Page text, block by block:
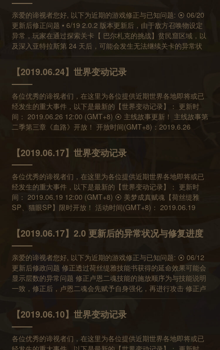
持与鼓励，我们将持续努力提升游戏品质，谢谢。 ⦿ 06/19 更新
后修正问题 修正米莎在3 层弱化下可能无法发动四魂完全治愈技
能异常问题，修正后，米莎在三层弱化状态下，四魂能将敌我双
方补血至满血。 将白位古鲁瓦德技能书从挑战关卡困难模式中的
换位选项移除 [修正] 丽莎【拂晓新娘】技能书搭配艾利欧，可能
季第二章澪的导引对话可能无法自动触发，问题修正前，请玩家
再次通关【1-4 启程】即可看到导引对话。 ⦿ 游戏机制说明 吸
血不视为治疗，如果角色带有延命效果时，可搭配吸血技能延续
生命 ⦿ 06/12 更新后修政问题 修正透过荷丝缇雅技能书获得的
延命效果可能会显示层数的异常问题 修正卢恩二魂技能的施放顺
序为与技能说明一致，修正后，卢恩二魂会先赋予自身强化，再
进行攻击 修正卢恩一魂搭配尼德技能书参谋技或希欧SP 参谋技
玛出现强化效果的异常问题 ⦿ 06/12 已知问题 C14-13 关卡敌人
实验体伤害判定异常，在特定情况下纵使实验体血量高于30%仍
会被我方角色伤害，此为异常状况 ⦿ 6/5 已知问题 部分角色在特
殊状况可能无法显示领袖图示( 像是米沙复活后发动被动技能)，
此问题仅影响视觉效果，不影响技能效果 丽莎【拂晓新娘】技能
书搭配艾利欧，可能在发动白二魂后造成魂芯颜色显示异常 ⦿
6/5 更新后修正 增加寻宝地图的商品说明 修正部分幻境试炼魔音
考验关卡，部分敌方角色死亡后动态残留的异常问题 修正探索道
具哨兵凭证技能效果 修正蠢熊勇士在魂册与编队画面中的模组异
常 修正公会内的成员页面无法显示使用队伍的异常问题 修正法蒂
玛SP 的二魂技能说明，修正后其说明数值与实际伤害数值一致
⦿ 游戏机制补充说明 目前幻境试炼的宝箱效果"免疫队友伤害" 不
适用以下情形: 我方角色的击杀效果，像是戴菲斯的一魂二魂与诺
瓦四魂效果 来自诺瓦二魂的血量扣除 来自参谋技能的伤害 ⦿
5/27 已知问题 幻境试炼周奖励异常，将于5/28 18:00 (GMT+8)
前补发幻境试炼玩家精炼魂能奖励 ⦿ 05/24 05:00 更新后修正
[修正]【突变鳄霸】技能书和一、二阶莫里斯技能异常 修正幻境
试炼第三关为等级60 等 ⦿ Android 2.0.1 更新后修正 修正开机
黑画面，无法跳过动画异常问题 ⦿ 05/23 更新后修正 [修正] 部分
德技能书从挑战关卡困难模式中的换位选项移除 [修正] 丽莎【拂
晓新娘】技能书搭配艾利欧，可能在发动白二魂后造成魂芯颜色
显示异常 ⦿ 06/19 已知问题 第二季第二章澪的导引对话可能无
法自动触发，问题修正前，请玩家再次通关 【1-4 启程】即可看
到导引对话。 ⦿ 游戏机制说明 吸血不视为治疗，如果角色带有
延命效果时，可搭配吸血技能延续生命 ⦿ 06/12 更新后修政问题
修正透过荷丝缇雅技能书获得的延命效果可能会显示层数的异常
问题 修正卢恩二魂技能的施放顺序为与技能说明一致，修正后，
技能书参谋技或希欧 SP 参谋技会在我方同伴产生撕裂效果的异
常问题 修正卢恩一魂会导致法蒂玛出现强化效果的异常问题 ⦿
06/12 已知问题 C14-13 关卡敌人实验体伤害判定异常，在特定
情况下纵使实验体血量高于30%仍会被我方角色伤害，此为异常
( 象是米沙复活后发动被动技能)，此问题仅影响视觉效果，不影
二魂后造成魂芯颜色显示异常 ⦿ 6/5 更新后修正 增加寻宝地图的
商品说明 修正部分幻境试炼魔音考验关卡，部分敌方角色死亡后
动态残留的异常问题 修正探索道具哨兵凭证技能效果 修正蠢熊勇
士在魂册与编队画面中的模块异常 修正公会内的成员页面无法显
示使用队伍的异常问题 修正法蒂玛 SP 的二魂技能说明，修正后
试炼的宝箱效果 "免疫队友伤害" 不适用以下情形: 我方角色的击
杀效果，象是戴菲斯的一魂二魂与诺瓦四魂效果 来自诺瓦二魂的
血量扣除 来自参谋技能的伤害 ⦿ 5/27 已知问题 幻境试炼周奖励
异常，将于 5/28 18:00 (GMT+8) 前补发幻境试炼玩家精炼魂能
奖励 ⦿ 05/24 05:00 更新后修正 [修正]【突变鳄霸】技能书和
一、二阶莫里斯技能异常 修正幻境试炼第三关为等级 60 等 ⦿
05/23 更新后已知问题 特定 Android 装置可能在第一次安装会遇
到无法跳过动画的异常问题，目前这个已经优先处理中，在修正
版本更新前，重新安装游戏或清除游戏内容重新下载，也能解决
此问题，很抱歉造成玩家困扰。 【突变鳄霸】技能书和一、二阶
为止 万象赋魂同步新增共鸣二阶角色【洛】以及共鸣一阶角色
【甲申】 ⦿ 《团员，团圆》限时活动 期间限定，苏菲专属故事
活动开放。 活动时间 (GMT+8)： 2019.07.03
12:00~2019.07.17 5:00 ⦿ 炎月市集开放！ 活动时间
(GMT+8)： 2019.07.03 12:00 ~ 2019.7.17 12:00 新技能书上
架，限时特价中！ 璃 专属【粉红色小怪兽】技能书 西奥多 专属
【权谋智王】技能书 贾汉 专属【炫目粉红贵族】技能书 ⦿ 透晶
石商店商品变更 【夏洛克的第一桶金】将于 7/3 12:00 (GMT+8)
下架，同时新增两个限时商品【纪念书签礼盒】及【豪华书签礼
盒】。 【纪念书签礼盒】售价 6元 万象书签x10 魂能x200000
【豪华书签礼盒】售价 25元 万象书签x40 魂能x800000 ※此商品
为登入或创建游戏帐号的7天之内，可以购买的限时礼包。 ※不同
书库的游戏帐号分开计算时间。 ※本活动首次开放时，所有玩家
均可购买。其后会作为新帐号限时优惠长期开放，若内容物有变
更的计划，会提前两周公告。 ⦿ 契约构筑更新 开放时间
(GMT+8)： 2019.07.03 12:00~2019.08.07 05:00 【共鸣三阶】
耗20起源魂石) 海德、雪尔森、卡莲 【共鸣一阶】(消耗5起源魂
石) 贾汉 ⦿ 幻境试炼免费英雄更新 1. 免费角色：猫眼SP、杰罗
姆、丽莎(拂晓新娘) 可使用期间：07/01 05:00~07/08 05:00
(GMT+8) 2. 免费角色：洛、安洁莉亚SP、普吉(冒险绅士) 可使
谛视者等级上限开放至Lv64 英雄角色突破上限开放至+12 与英雄
间： 2019.07.10 12:00 (GMT+8)
亲爱的谛视者您好, 以下为近期的游戏修正与已知问题: ⦿ 06/20
更新后修正问题 • 6/19 2.0.2 版本更新后，由于敌方召唤物设定
异常，玩家在通过探索关卡【 巴尔札克的挑战】贫民窟区域，以
及深入亚特拉斯第 24 天后，可能会发生无法继续关卡的异常状
况。目前已在 6/20 19：00 的更新藉由调整贫民窟区域敌人组合
来避免此问题再次发生，深入亚特拉斯问题将在下个更新版本修
正。随后团队将在 6/24 日前统计问题发生期间曾停留在贫民窟区
域，而无法领取奖励的玩家清单，并且依照玩家应得的透晶原石
发送同等数量的透晶石与四张捷径以表补偿。造成您的不便，敬
请见谅。《Sdorica》团队感谢您的支持与鼓励，我们将持续努力
提升游戏品质，谢谢。 ⦿ 06/19 更新后修正问题 • 修正米莎在 3
层弱化下可能无法发动四魂完全治愈技能异常问题，修正后，米
莎在三层弱化状态下，四魂能将敌我双方补血至满血。 • 将白位
古鲁瓦德技能书从挑战关卡困难模式中的换位选项移除 • [修正]
丽莎【拂晓新娘】技能书搭配艾利欧，可能在发动白二魂后造成
话可能无法自动触发，问题修正前，请玩家再次通关 【1-4 启
程】即可看到导引对话。 ⦿ 游戏机制说明 • 吸血不视为治疗，如
果角色带有延命效果时，可搭配吸血技能延续生命 ⦿ 06/12 更新
后修政问题 • 修正透过荷丝缇雅技能书获得的延命效果可能会显
示层数的异常问题 • 修正卢恩二魂技能的施放顺序为与技能说明
一致，修正后，卢恩二魂会先赋予自身强化，再进行攻击 • 修正
卢恩一魂搭配尼德技能书参谋技或希欧 SP 参谋技会在我方同伴
效果的异常问题 ⦿ 06/12 已知问题 • C14-13 关卡敌人实验体伤
害判定异常，在特定情况下纵使实验体血量高于30%仍会被我方
角色伤害，此为异常状况 ⦿ 6/5 已知问题 • 部分角色在特殊状况
可能无法显示领袖图示 ( 像是米沙复活后发动被动技能)，此问题
配艾利欧，可能在发动白二魂后造成魂芯颜色显示异常 ⦿ 6/5 更
验关卡，部分敌方角色死亡后动态残留的异常问题 • 修正探索道
具哨兵凭证技能效果 • 修正蠢熊勇士在魂册与编队画面中的模组
【2019.06.24】世界变动记录
各位优秀的谛视者们，在这里为各位提供近期世界各地即将或已
经发生的重大事件，以下是最新的【世界变动记录】： 更新时
间： 2019.06.26 12:00 (GMT+8) ⦿ 主线故事更新！ 主线故事第
二季第三章《血路》开放！ 开放时间(GMT+8)：2019.6.26
12:00 ※ 若第一季故事尚未全部通关，仍可经由主线关卡列表左
下角「选择故事」按钮进入第二季故事。 ⦿ 幻境试炼免费英雄更
新 1. 免费角色：荷丝缇雅SP、迪兰(至黑之盾)、蠢熊勇士 可使
用期间：06/24 05:00~07/01 05:00 (GMT+8) 2. 免费角色：猫眼
SP、杰罗姆、丽莎(拂晓新娘) 可使用期间：07/01 05:00~07/08
05:00 (GMT+8) ⦿ 透晶石商店商品变更预告 【夏洛克的第一桶
金】将于 7/3 12:00 (GMT+8) 下架，同时新增两个限时商品【纪
念书签礼盒】及【豪华书签礼盒】。 【纪念书签礼盒】售价 ￥6
RMB 万象书签x10 魂能x200000 【豪华书签礼盒】售价 ￥25
RMB 万象书签x40 魂能x800000 ※此商品为登入或创建游戏帐号
的7天之内，可以购买的限时礼包。 ※不同书库的游戏帐号分开计
新帐号限时优惠长期开放，若内容物有变更的计划，会提前两周
公告。 预计下次更新时间： 2019.07.03 12:00 (GMT+8)
【2019.06.17】世界变动记录
各位优秀的谛视者们，在这里为各位提供近期世界各地即将或已
经发生的重大事件，以下是最新的【世界变动记录】： 更新时
间： 2019.06.19 12:00 (GMT+8) ⦿ 美梦成真赋魂【荷丝缇雅
SP、猫眼SP】限时开放！ 活动时间(GMT+8)： 2019.06.19
12:00~2019.07.03 5:00 【荷丝缇雅SP、猫眼SP】限时开放！
【泉、扬波】二阶共鸣获得机率提升！ ※若十连赋魂未出现共鸣
三阶角色，共鸣三阶角色获得机率将提升 ⦿ 《与伙伴合奏》再次
开放！ 多人组队活动《与伙伴合奏》将于本周开放，带来新的挑
战！ 开放时间(GMT+8)： 2019.06.20 05:00 ~ 2019.06.26
05:00 ⦿ 幻境试炼免费英雄更新 1. 免费角色：戴菲斯、面具女
孩、罗杰(疯魔乱刀) 可使用期间：06/17 05:00~06/24 05:00
(GMT+8) 2. 免费角色：荷丝缇雅SP、迪兰(至黑之盾)、蠢熊勇
士 可使用期间：06/24 05:00~07/01 05:00 (GMT+8) ⦿ 游戏内
容更新公告 每日素材、库伦、魂能关卡调整 角色共鸣提升所需的
素材数量降低 角色收集及素材收集相关的成就任务重新设计 ※以
关卡内容调整 ⦿ 主线故事更新！ 主线故事第二季第三章《血
【2019.06.17】2.0 更新后的异常状况与修复进度
亲爱的谛视者您好, 以下为近期的游戏修正与已知问题: ⦿ 06/12
更新后修政问题 修正透过荷丝缇雅技能书获得的延命效果可能会
显示层数的异常问题 修正卢恩二魂技能的施放顺序为与技能说明
一致，修正后，卢恩二魂会先赋予自身强化，再进行攻击 修正卢
恩一魂搭配尼德技能书参谋技或希欧 SP 参谋技会在我方同伴产
生撕裂效果的异常问题 修正卢恩一魂会导致法蒂玛出现强化效果
的异常问题 ⦿ 06/12 已知问题 C14-13 关卡敌人实验体伤害判定
异常，在特定情况下纵使实验体血量高于30%仍会被我方角色伤
害，此为异常状况 ⦿ 6/5 已知问题 部分角色在特殊状况可能无法
【2019.06.10】世界变动记录
各位优秀的谛视者们，在这里为各位提供近期世界各地即将或已